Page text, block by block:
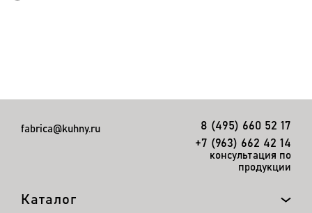
fabrica@kuhny.ru
8 (495) 660 52 17
+7 (963) 662 42 14
консультация по
продукции
Каталог